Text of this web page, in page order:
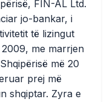
FIN-AL Ltd.
jo-bankar, i
të lizingut
me marrjen
më 20
prej më
shqiptar. Zyra e